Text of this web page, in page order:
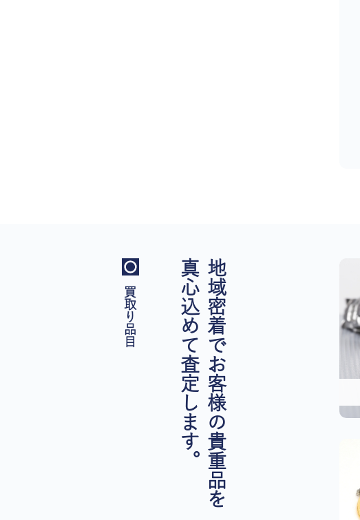
買取り品目 地域密着でお客様の貴重品を
真心込めて査定します。